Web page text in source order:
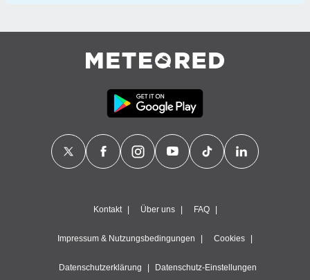
Kontakt Über uns FAQ
Impressum & Nutzungsbedingungen Cookies
Datenschutzerklärung Datenschutz-Einstellungen